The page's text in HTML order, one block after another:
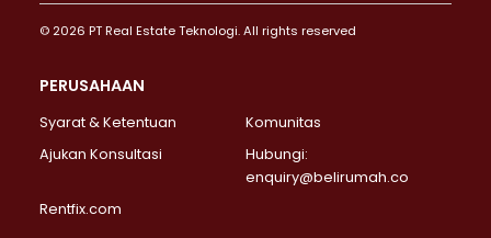
© 2026 PT Real Estate Teknologi. All rights reserved
PERUSAHAAN
Syarat & Ketentuan
Komunitas
Ajukan Konsultasi
Hubungi:
enquiry@belirumah.co
Rentfix.com